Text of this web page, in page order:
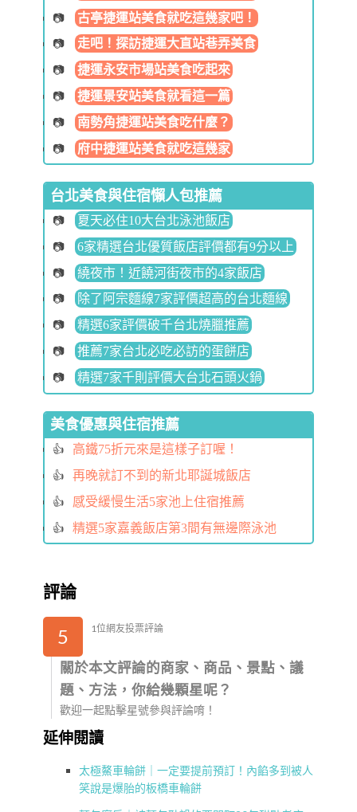
古亭捷運站美食就吃這幾家吧！
走吧！探訪捷運大直站巷弄美食
捷運永安市場站美食吃起來
捷運景安站美食就看這一篇
南勢角捷運站美食吃什麼？
府中捷運站美食就吃這幾家
台北美食與住宿懶人包推薦
夏天必住10大台北泳池飯店
6家精選台北優質飯店評價都有9分以上
繞夜市！近饒河街夜市的4家飯店
除了阿宗麵線7家評價超高的台北麵線
精選6家評價破千台北燒臘推薦
推薦7家台北必吃必訪的蛋餅店
精選7家千則評價大台北石頭火鍋
美食優惠與住宿推薦
高鐵75折元來是這樣子訂喔！
再晚就訂不到的新北耶誕城飯店
感受緩慢生活5家池上住宿推薦
精選5家嘉義飯店第3間有無邊際泳池
評論
5 1位網友投票評論
關於本文評論的商家、商品、景點、議
題、方法，你給幾顆星呢？
歡迎一起點擊星號參與評論唷！
延伸閱讀
太極鰲車輪餅｜一定要提前預訂！內餡多到被人
笑說是爆胎的板橋車輪餅